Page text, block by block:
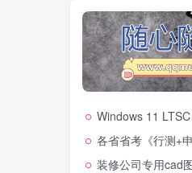
Windows 11
各省省考《行测+
装修公司专用cad